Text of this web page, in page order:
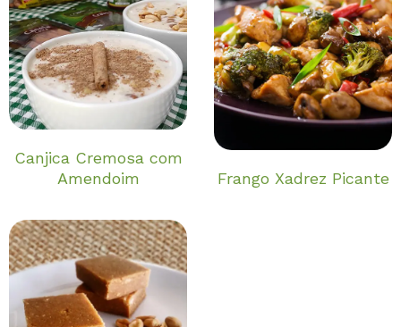
Canjica Cremosa com
Amendoim
Frango Xadrez Picante